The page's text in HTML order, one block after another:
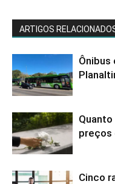
ARTIGOS
preços
Cinco